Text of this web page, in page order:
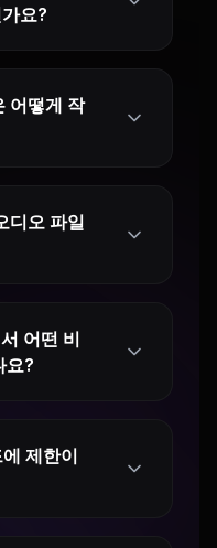
요?
어떻게 작
디오 파일
어떤 비
요?
제한이